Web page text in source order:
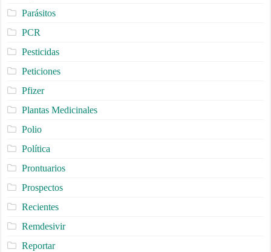
Parásitos
PCR
Pesticidas
Peticiones
Pfizer
Plantas Medicinales
Polio
Política
Prontuarios
Prospectos
Recientes
Remdesivir
Reportar